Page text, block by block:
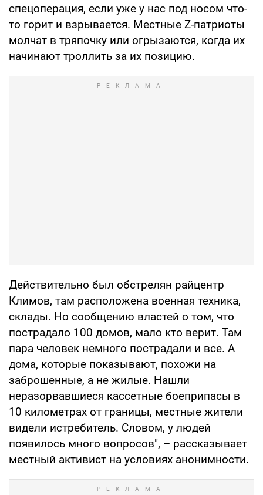
спецоперация, если уже у нас под носом что-
то горит и взрывается. Местные Z-патриоты
молчат в тряпочку или огрызаются, когда их
начинают троллить за их позицию.
Действительно был обстрелян райцентр
Климов, там расположена военная техника,
склады. Но сообщению властей о том, что
пострадало 100 домов, мало кто верит. Там
пара человек немного пострадали и все. А
дома, которые показывают, похожи на
заброшенные, а не жилые. Нашли
неразорвавшиеся кассетные боеприпасы в
10 километрах от границы, местные жители
видели истребитель. Словом, у людей
появилось много вопросов", – рассказывает
местный активист на условиях анонимности.